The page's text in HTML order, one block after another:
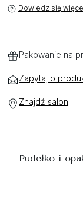
Dowiedz się
Pakowanie na
Zapytaj o
Znajdź salon
Pudełko i